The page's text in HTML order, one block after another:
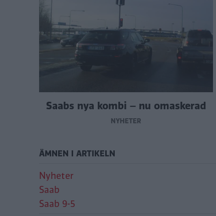
Saabs nya kombi – nu omaskerad
NYHETER
ÄMNEN I ARTIKELN
Nyheter
Saab
Saab 9-5